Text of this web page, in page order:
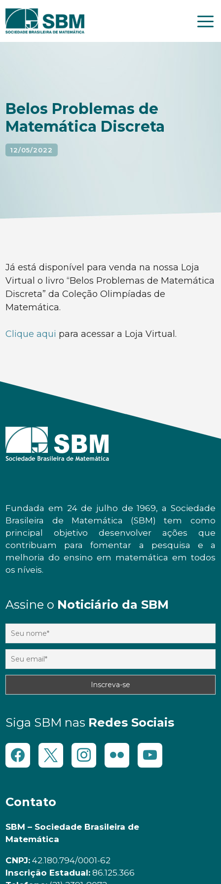
Pular
para
Belos Problemas de
Matemática Discreta
12/05/2022
Já está disponível para venda na nossa Loja
Virtual o livro “Belos Problemas de Matemática
Discreta” da Coleção Olimpíadas de
Matemática.
Clique aqui para acessar a Loja Virtual.
Fundada em 24 de julho de 1969, a Sociedade
Brasileira de Matemática (SBM) tem como
principal objetivo desenvolver ações que
contribuam para fomentar a pesquisa e a
melhoria do ensino em matemática em todos
os níveis.
Assine o Noticiário da SBM
Siga SBM nas Redes Sociais
Contato
SBM – Sociedade Brasileira de
Matemática
CNPJ: 42.180.794/0001-62
Inscrição Estadual: 86.125.366